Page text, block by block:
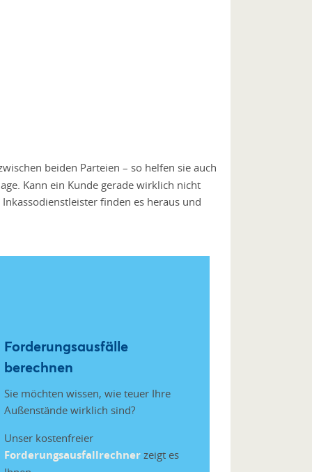
beiden Parteien – so helfen sie auch
Kann ein Kunde gerade wirklich nicht
Inkassodienstleister finden es heraus und
Forderungsausfälle
berechnen
Sie möchten wissen, wie teuer Ihre
Außenstände wirklich sind?
Unser kostenfreier
Forderungsausfallrechner zeigt es